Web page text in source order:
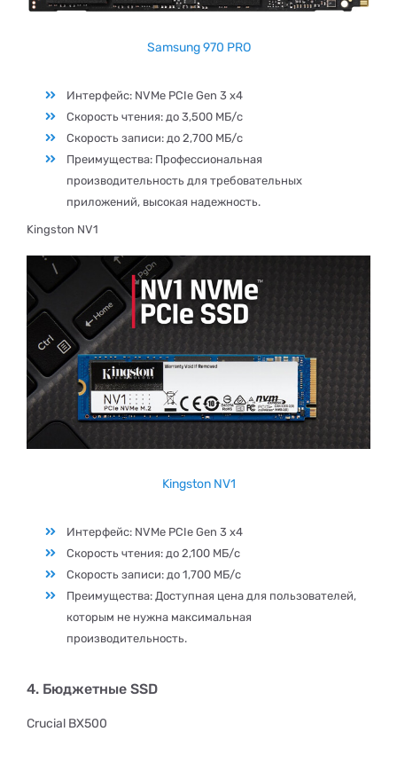
Samsung 970 PRO
Интерфейс: NVMe PCIe Gen 3 x4
Скорость чтения: до 3,500 МБ/с
Скорость записи: до 2,700 МБ/с
Преимущества: Профессиональная
производительность для требовательных
приложений, высокая надежность.
Kingston NV1
Kingston NV1
Интерфейс: NVMe PCIe Gen 3 x4
Скорость чтения: до 2,100 МБ/с
Скорость записи: до 1,700 МБ/с
Преимущества: Доступная цена для пользователей,
которым не нужна максимальная
производительность.
4. Бюджетные SSD
Crucial BX500